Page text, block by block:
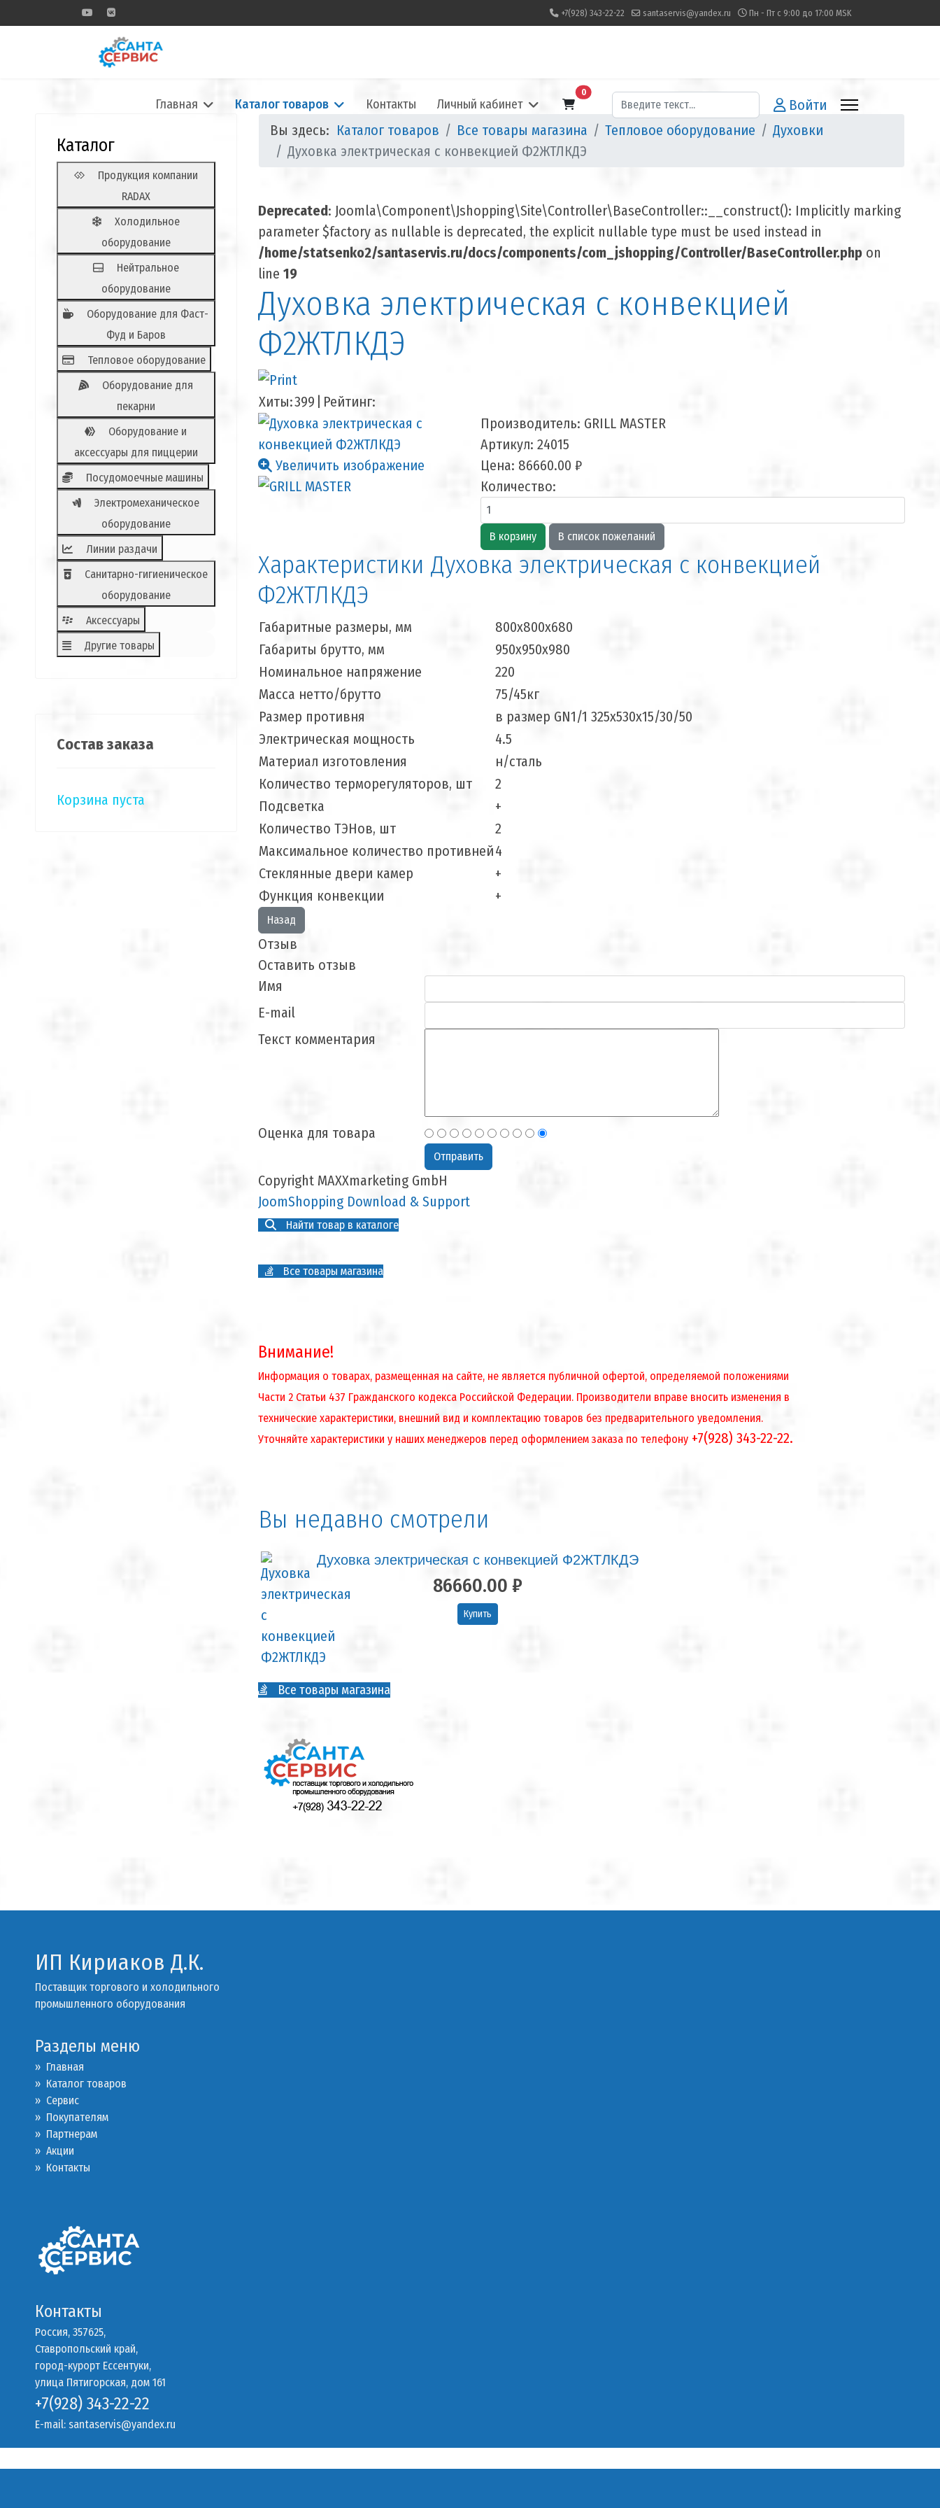
+7(928) 343-22-22 santaservis@yandex.ru Пн - Пт с 9:00 до 17:00 MSK
Главная Каталог товаров Контакты Личный кабинет
0В корзину
Поиск Войти
Каталог
Продукция компании
RADAX
Холодильное
оборудование
Нейтральное
оборудование
Оборудование для Фаст-
Фуд и Баров
Тепловое оборудование
Оборудование для
пекарни
Оборудование и
аксессуары для пиццерии
Посудомоечные машины
Электромеханическое
оборудование
Линии раздачи
Санитарно-гигиеническое
оборудование
Аксессуары
Другие товары
Состав заказа
Корзина пуста
Вы здесь: Каталог товаров Все товары магазина Тепловое оборудование
Духовки
Духовка электрическая с конвекцией Ф2ЖТЛКДЭ
Deprecated: Joomla\Component\Jshopping\Site\Controller\BaseController::__construct(): Implicitly marking
parameter $factory as nullable is deprecated, the explicit nullable type must be used instead in
/home/statsenko2/santaservis.ru/docs/components/com_jshopping/Controller/BaseController.phpon
line 19
Духовка электрическая с конвекцией
Ф2ЖТЛКДЭ
Хиты:399 Рейтинг:
Увеличить изображение
Производитель: GRILL MASTER
Артикул: 24015
Цена: 86660.00 ₽
Количество:
Характеристики Духовка электрическая с конвекцией
Ф2ЖТЛКДЭ
Габаритные размеры, мм
800x800x680
Габариты брутто, мм
950х950х980
Номинальное напряжение
220
Масса нетто/брутто
75/45кг
Размер противня
в размер GN1/1 325х530х15/30/50
Электрическая мощность
4.5
Материал изготовления
н/сталь
Количество терморегуляторов, шт
2
Подсветка
+
Количество ТЭНов, шт
2
Максимальное количество противней4
Стеклянные двери камер
+
Функция конвекции
+
Отзыв
Оставить отзыв
Имя
E-mail
Текст комментария
Оценка для товара
Copyright MAXXmarketing GmbH
JoomShopping Download & Support
Найти товар в каталоге
Все товары магазина
Внимание!
Информация о товарах, размещенная на сайте, не является публичной офертой, определяемой положениями
Части 2 Статьи 437 Гражданского кодекса Российской Федерации. Производители вправе вносить изменения в
технические характеристики, внешний вид и комплектацию товаров без предварительного уведомления.
Уточняйте характеристики у наших менеджеров перед оформлением заказа по телефону+7(928) 343-22-22.
Вы недавно смотрели
Духовка электрическая с конвекцией Ф2ЖТЛКДЭ
86660.00 ₽
Купить
Все товары магазина
ИП Кириаков Д.К.
Поставщик торгового и холодильного
промышленного оборудования
Разделы меню
» Главная
» Каталог товаров
» Сервис
» Покупателям
» Партнерам
» Акции
» Контакты
Контакты
Россия, 357625,
Ставропольский край,
город-курорт Ессентуки,
улица Пятигорская, дом 161
+7(928) 343-22-22
E-mail: santaservis@yandex.ru